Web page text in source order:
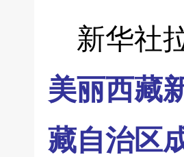
新华社
美丽西藏
藏自治区